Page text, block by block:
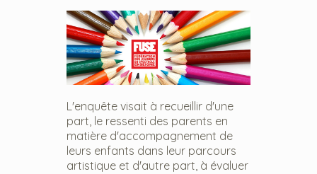
L'enquête visait à recueillir d'une
part, le ressenti des parents en
matière d'accompagnement de
leurs enfants dans leur parcours
artistique et d'autre part, à évaluer